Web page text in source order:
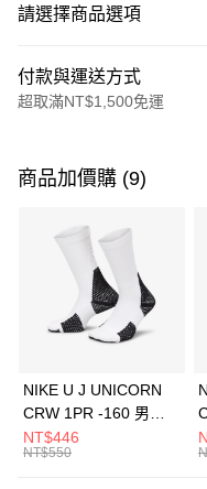
請選擇商品選項
付款與運送方式
超取滿NT$1,500免運
信用卡一次付款
3 期 0 利率 每期
合作金庫商業銀行
華南商業銀行
上海商業儲蓄銀行
元大商業銀行
Apple Pay
全盈+PAY
AFTEE先享後付
商品加價購 (9)
NIKE U J UNICORN
CRW 1PR -160 男女
中統襪 FZ3393100
NT$446
NT$550